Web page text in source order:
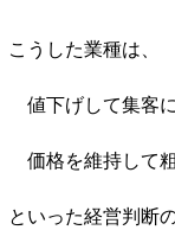
こうした業種は、
値下げして集客
価格を維持して
といった経営判断